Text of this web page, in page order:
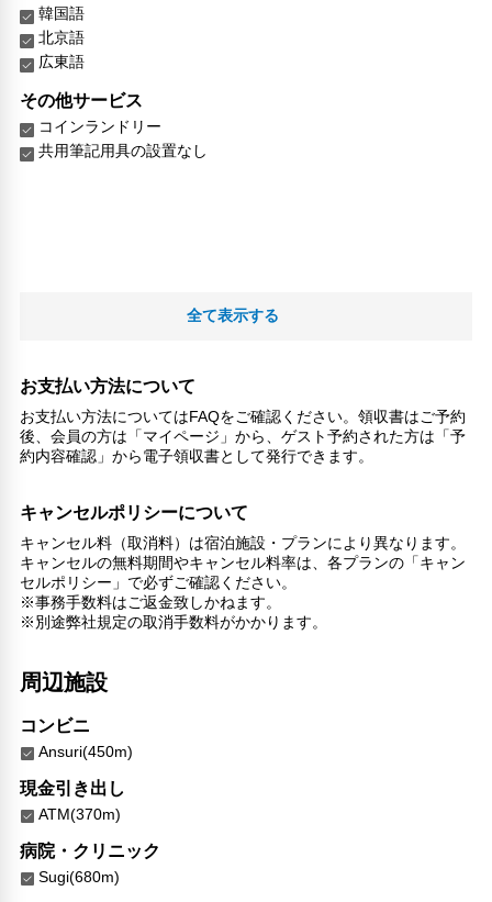
韓国語
北京語
広東語
その他サービス
コインランドリー
共用筆記用具の設置なし
全て表示する
お支払い方法について
お支払い方法についてはFAQをご確認ください。領収書はご予約
後、会員の方は「マイページ」から、ゲスト予約された方は「予
約内容確認」から電子領収書として発行できます。
キャンセルポリシーについて
キャンセル料（取消料）は宿泊施設・プランにより異なります。
キャンセルの無料期間やキャンセル料率は、各プランの「キャン
セルポリシー」で必ずご確認ください。
※事務手数料はご返金致しかねます。
※別途弊社規定の取消手数料がかかります。
周辺施設
コンビニ
Ansuri(450m)
現金引き出し
ATM(370m)
病院・クリニック
Sugi(680m)